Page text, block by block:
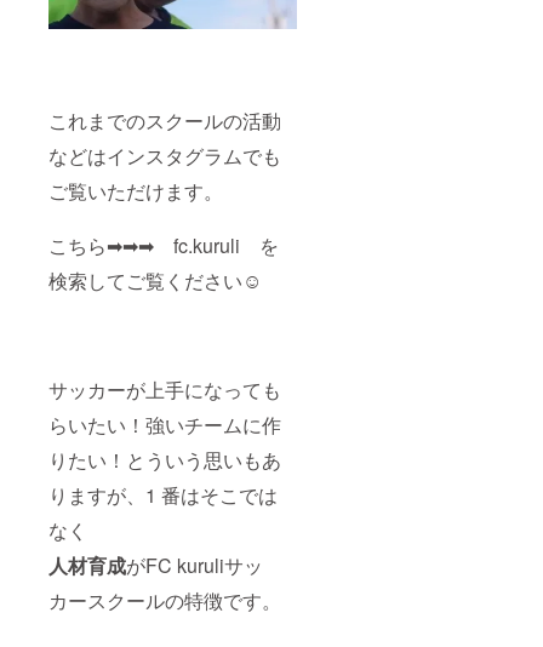
これまでのスクールの活動
などはインスタグラムでも
ご覧いただけます。
こちら➡➡➡ fc.kuruli を
検索してご覧ください☺
サッカーが上手になっても
らいたい！強いチームに作
りたい！とういう思いもあ
りますが、1 番はそこでは
なく
人材育成がFC kuruliサッ
カースクールの特徴です。